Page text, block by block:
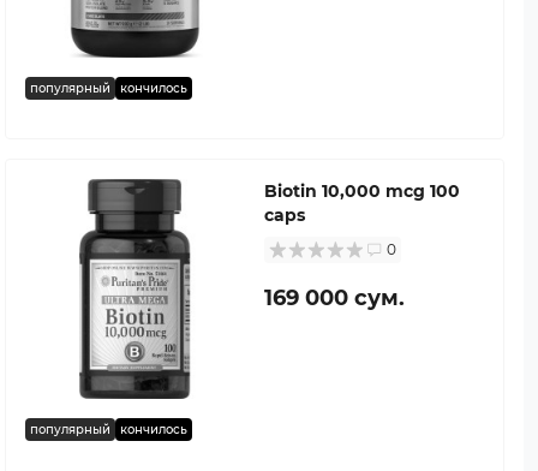
популярный кончилось
популярный кончилось
Biotin 10,000 mcg 100
caps
0
169 000 сум.